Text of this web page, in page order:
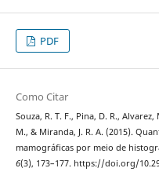
PDF
Como Citar
Souza, R. T. F., Pina, D. R.,
M., & Miranda, J. R. A. (2015).
mamográficas por meio de
6(3), 173–177. https://doi.org/